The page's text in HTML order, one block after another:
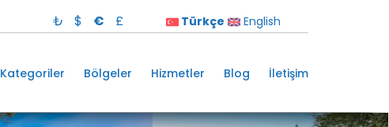
₺ $ € £ Türkçe English
Kategoriler Bölgeler Hizmetler Blog İletişim